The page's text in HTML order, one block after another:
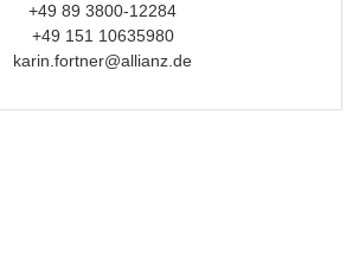
+49 89 3800-12284
+49 151 10635980
karin.fortner@allianz.de